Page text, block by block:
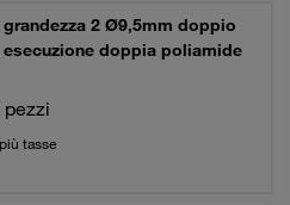
2 Ø9,5mm doppio
doppia poliamide
tasse